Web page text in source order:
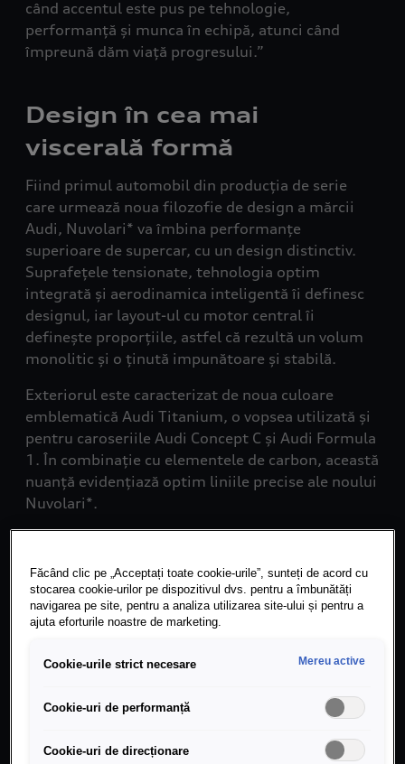
când accentul este pus pe tehnologie,
performanță și munca în echipă, atunci când
împreună dăm viață progresului.”
Design în cea mai
viscerală formă
Fiind primul automobil din producția de serie
care urmează noua filozofie de design a mărcii
Audi, Nuvolari* va îmbina performanțe
superioare de supercar, cu un design distinctiv.
Suprafețele tensionate, tehnologia optim
integrată și aerodinamica inteligentă îi definesc
designul, iar layout-ul cu motor central îi
definește proporțiile, astfel că rezultă un volum
monolitic și o ținută impunătoare și stabilă.
Exteriorul este caracterizat de noua culoare
emblematică Audi Titanium, o vopsea utilizată și
pentru caroseriile Audi Concept C și Audi Formula
1. În combinație cu elementele de carbon, această
nuanță evidențiază optim liniile precise ale noului
Nuvolari*.
Sistem de propulsie
hibrid de înaltă
performanță cu patru
motoare
Audi Nuvolari* este propulsat de un sistem de
propulsie hibrid de înaltă performanță, cu o
putere maximă a sistemului de 736 kW (1.001
Făcând clic pe „Acceptați toate cookie-urile”, sunteți de acord cu
stocarea cookie-urilor pe dispozitivul dvs. pentru a îmbunătăți
navigarea pe site, pentru a analiza utilizarea site-ului și pentru a
ajuta eforturile noastre de marketing.
Cookie-urile strict necesare Mereu active
Cookie-uri de performanță
Cookie-uri de direcționare